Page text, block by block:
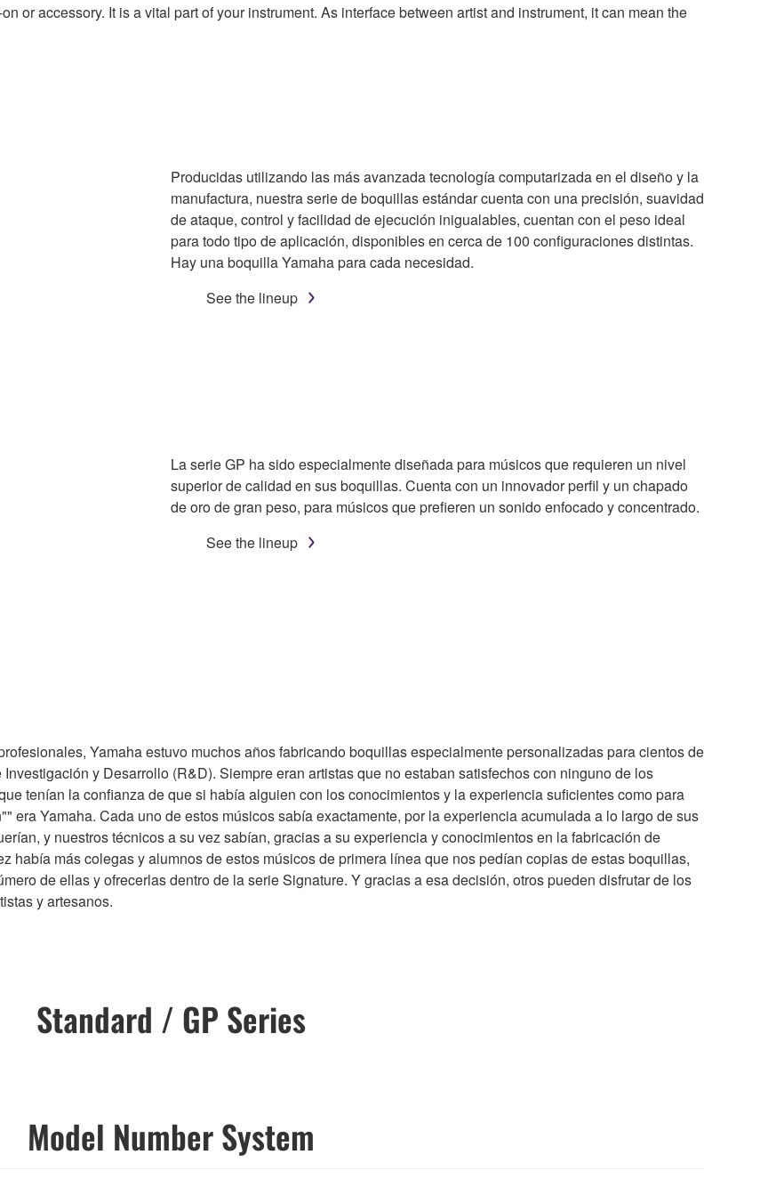
or accessory. It is a vital part of your instrument. As interface between artist and instrument, it can mean the
Producidas utilizando las más avanzada tecnología computarizada en el diseño y la
manufactura, nuestra serie de boquillas estándar cuenta con una precisión, suavidad
de ataque, control y facilidad de ejecución inigualables, cuentan con el peso ideal
para todo tipo de aplicación, disponibles en cerca de 100 configuraciones distintas.
Hay una boquilla Yamaha para cada necesidad.
See the lineup
La serie GP ha sido especialmente diseñada para músicos que requieren un nivel
superior de calidad en sus boquillas. Cuenta con un innovador perfil y un chapado
de oro de gran peso, para músicos que prefieren un sonido enfocado y concentrado.
See the lineup
Yamaha estuvo muchos años fabricando boquillas especialmente personalizadas para cientos de
y Desarrollo (R&D). Siempre eran artistas que no estaban satisfechos con ninguno de los
tenían la confianza de que si había alguien con los conocimientos y la experiencia suficientes como para
era Yamaha. Cada uno de estos músicos sabía exactamente, por la experiencia acumulada a lo largo de sus
y nuestros técnicos a su vez sabían, gracias a su experiencia y conocimientos en la fabricación de
había más colegas y alumnos de estos músicos de primera línea que nos pedían copias de estas boquillas,
de ellas y ofrecerlas dentro de la serie Signature. Y gracias a esa decisión, otros pueden disfrutar de los
y artesanos.
Standard / GP Series
Model Number System